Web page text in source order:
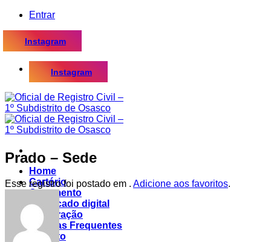
Skip
content
Entrar
Instagram
Instagram
Home
Cartório
Casamento
Certificado digital
Procuração
Dúvidas Frequentes
Contato
Prado – Sede
Esse registro foi postado em . Adicione aos favoritos.